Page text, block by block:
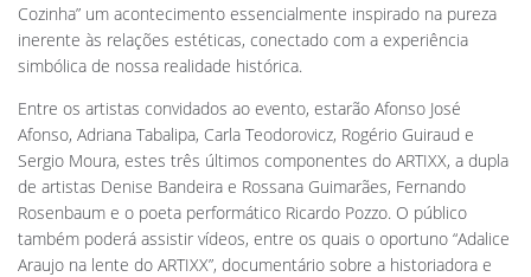
Cozinha” um acontecimento essencialmente inspirado na pureza
inerente às relações estéticas, conectado com a experiência
simbólica de nossa realidade histórica.
Entre os artistas convidados ao evento, estarão Afonso José
Afonso, Adriana Tabalipa, Carla Teodorovicz, Rogério Guiraud e
Sergio Moura, estes três últimos componentes do ARTIXX, a dupla
de artistas Denise Bandeira e Rossana Guimarães, Fernando
Rosenbaum e o poeta performático Ricardo Pozzo. O público
também poderá assistir vídeos, entre os quais o oportuno “Adalice
Araujo na lente do ARTIXX”, documentário sobre a historiadora e